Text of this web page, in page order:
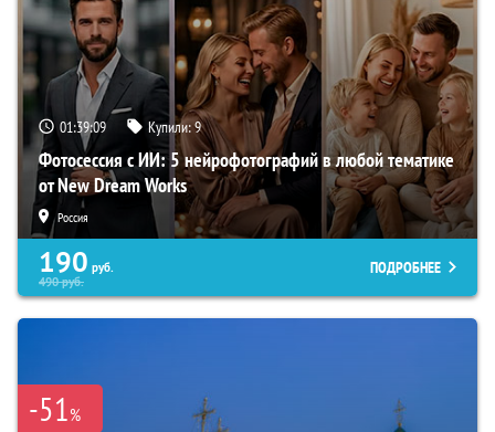
01:39:08 Купили:9
Фотосессия с ИИ: 5 нейрофотографий в любой тематике
от New Dream Works
Россия
190 руб.
490руб.
ПОДРОБНЕЕ
-51%